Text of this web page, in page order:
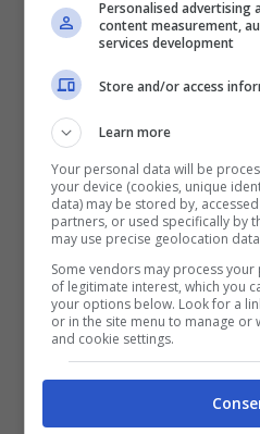
Le mete per sfuggire al caldo
Viagginews.com
Tra le mete ideali per
Personalised advertising
content measurement,
services development
Store and/or access
Learn more
Your personal data will be
your device (cookies, unique
data) may be stored by,
partners, or used specifically by
may use precise geolocation
Some vendors may process
of legitimate interest, which you
your options below. Look for a
or in the site menu to manage or
and cookie settings.